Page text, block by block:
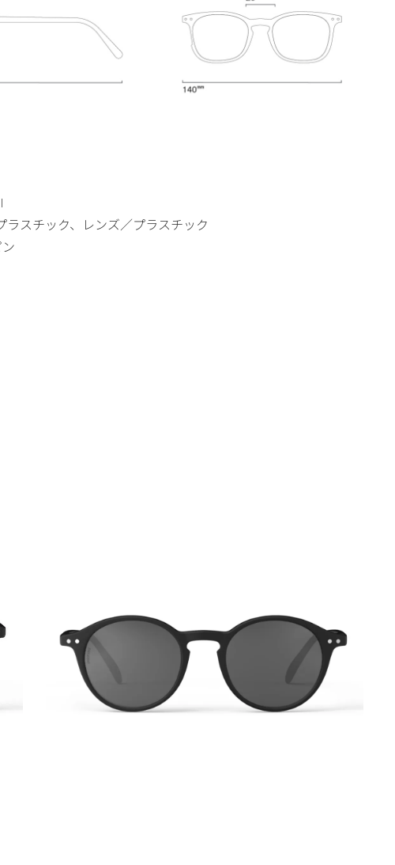
ラスチック、レンズ／プラスチック